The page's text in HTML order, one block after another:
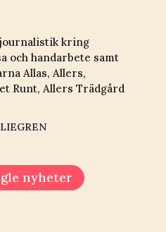
kring
och handarbete samt
Allas, Allers,
Runt, Allers Trädgård
nyheter